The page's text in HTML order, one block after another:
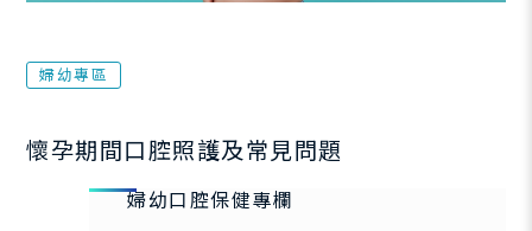
婦幼專區
懷孕期間口腔照護及常見問題
婦幼口腔保健專欄